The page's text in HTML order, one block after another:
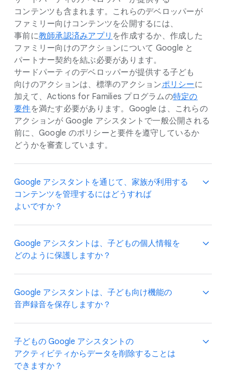
コンテンツも​含まれます。​これらの​デベロッパーが​
ファミリー向けコンテンツを​公開するには、​
事前に教師承認済みアプリ を​作成するか、​作成した​
ファミリー向けの​アクションに​ついて Google と​
パートナー契約を​結ぶ​必要が​あります。​
サードパーティの​デベロッパーが​提供する​子ども​
向けの​アクションは、​標準の​アクションポリシーに​
加えて、​Actions for Families プログラムの特定の​
要件を​満たす必要が​あります。​Google は、​これらの​
アクションが Google アシスタントで​一般​公開される​
前に、​Google の​ポリシーと​要件を​遵守しているか​
どうかを​審査しています。
Google アシスタントを​通じて、​家族が​利用する​
コンテンツを​管理するには​どう​すれば​
よいですか？
Google Home アプリの
Digital
Wellbeingコントロール設定から、​ご家庭の​
休息時間の​スケジュールや​コンテンツ
フィルタリング設定の​管理、​音声通話などの​
管理対象アカウントに​適用するか、​対象デバイスの​
すべての​ユーザーに​適用するかも​指定できます。
ファミリー リンク
Google アシスタントは、​子どもの​個人情報を​
どのように​保護しますか？
Google が、​お子様の​名前、​メールアドレス、​
音声録音、​特定の​位置情報などの​個人情報を Actions
アシスタントでの​会話中に、​ユーザーに​個人情報の​
提供を​求めない​ことに​同意しています。​Google は​
上記の​ポリシーに​違反する​アクションを​発見した​
Google アシスタントは、​子ども​向け機能の​
音声録音を​保存しますか？
Actions for Families アクティビティや YouTube Kids
動画など、​お子様向けの​機能を​使用した​際に​
録音された​音声は​保存されません。​ただし、
子どもの Google アシスタントの​
アクティビティから​データを​削除する​ことは​
できますか？